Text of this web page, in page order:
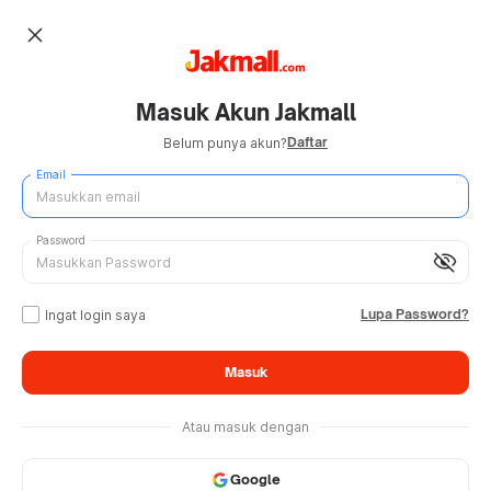
close
Masuk Akun Jakmall
Belum punya akun?Daftar
Email
visibility_off
Password
Ingat login saya Lupa Password?
Masuk
Atau masuk dengan
Google